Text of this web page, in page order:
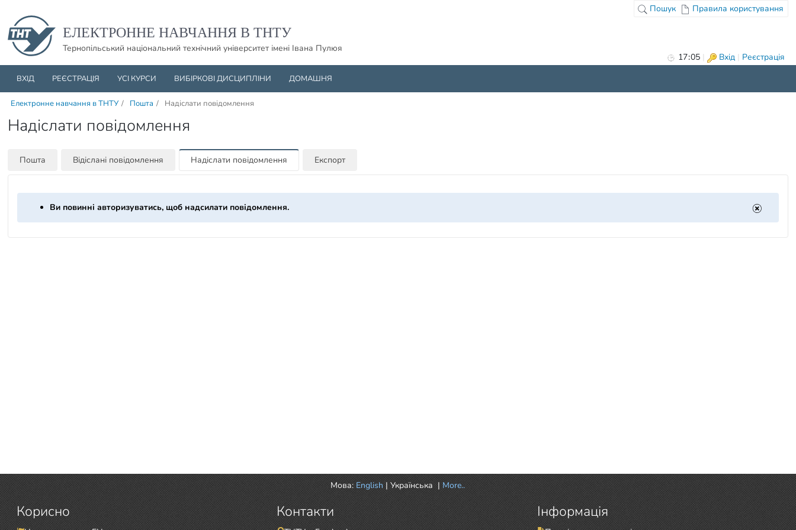
ЕЛЕКТРОННЕ НАВЧАННЯ В ТНТУ
Тернопільський національний технічний університет імені Івана Пулюя
Пошук Правила користування
17:05 | Вхід| Реєстрація
ВХІД РЕЄСТРАЦІЯ УСІ КУРСИ ВИБІРКОВІ ДИСЦИПЛІНИ ДОМАШНЯ
Електронне навчання в ТНТУ / Пошта / Надіслати повідомлення
Надіслати повідомлення
Пошта Відіслані повідомлення Надіслати повідомлення Експорт
Ви повинні авторизуватись, щоб надсилати повідомлення.
Мова: English |Українська | More..
Корисно Контакти Інформація